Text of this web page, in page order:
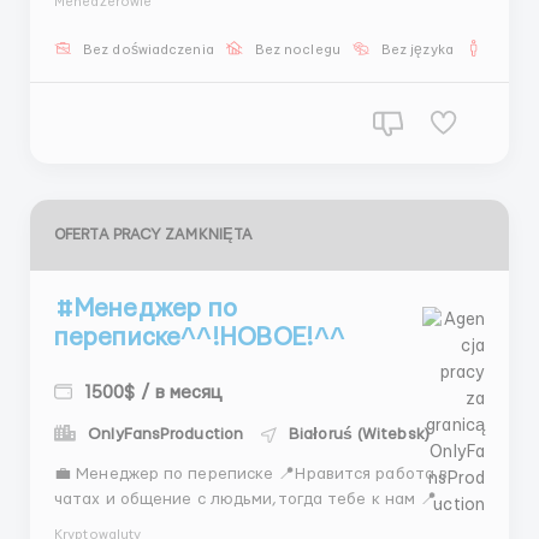
Если вы любите переписку, умеете поддерживать
Bez doświadczenia Bez noclegu Bez języka
OFERTA PRACY ZAMKNIĘTA
#Менеджер по
переписке^^!НОВОЕ!^^
1500$ / в месяц
OnlyFansProduction Białoruś (Witebsk)
💼 Менеджер по переписке 📍Нравится работа в
чатах и общение с людьми,тогда тебе к нам 📍
Kryptowaluty